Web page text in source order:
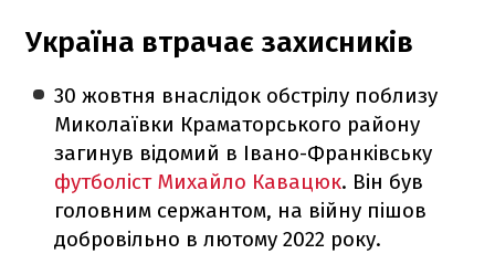
Україна втрачає захисників
30 жовтня внаслідок обстрілу поблизу
Миколаївки Краматорського району
загинув відомий в Івано-Франківську
футболіст Михайло Кавацюк. Він був
головним сержантом, на війну пішов
добровільно в лютому 2022 року.